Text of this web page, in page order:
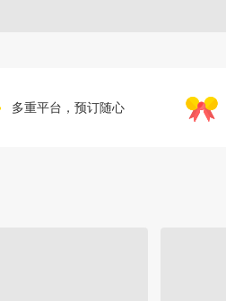
多重平台，预订随心